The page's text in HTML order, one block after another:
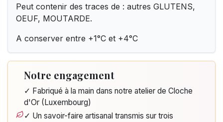
Peut contenir des traces de : autres GLUTENS,
OEUF, MOUTARDE.
A conserver entre +1°C et +4°C
Notre engagement
✓ Fabriqué à la main dans notre atelier de Cloche
d'Or (Luxembourg)
✓ Un savoir-faire artisanal transmis sur trois